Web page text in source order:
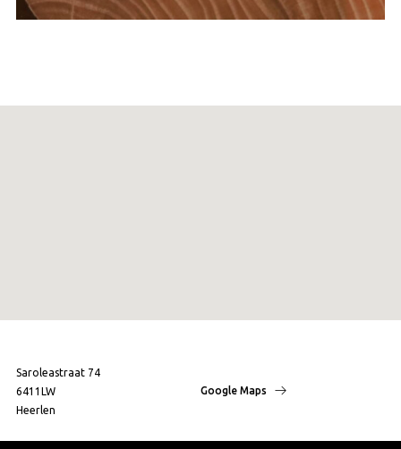
Saroleastraat 74
6411LW
Heerlen
Google Maps